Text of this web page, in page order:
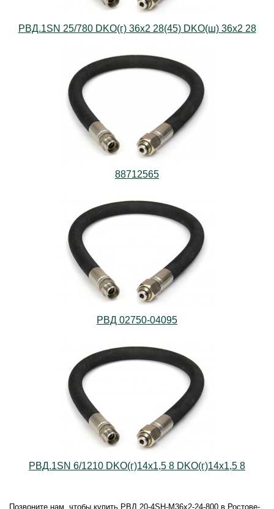
РВД.1SN 25/780 DKO(г) 36х2 28(45) DKO(ш) 36х2 28
88712565
РВД 02750-04095
РВД.1SN 6/1210 DKO(г)14х1,5 8 DKO(г)14х1,5 8
Позвоните нам, чтобы купить РВД 20-4SН-M36х2-24-800 в Ростове-